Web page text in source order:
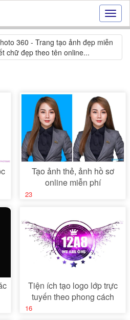
Hiệu
ứng
ảnh
online
tuyến,
tạo
ảnh
online
360 - Trang tạo ảnh đẹp miễn
chữ đẹp theo tên online...
Tạo ảnh thẻ, ảnh hồ sơ
online miễn phí
23
Tiện ích tạo logo lớp trực
tuyến theo phong cách
16